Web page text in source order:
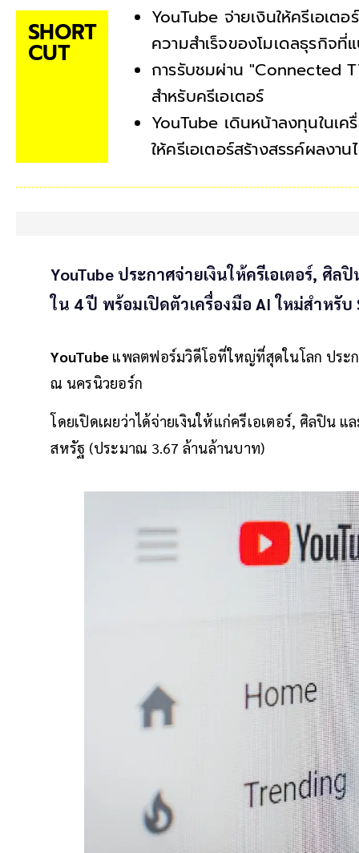
SHORT
CUT
YouTube จ่ายเงินให้ครีเอเต
ความสำเร็จของโมเดลธุรกิจที่
การรับชมผ่าน "Connected
สำหรับครีเอเตอร์
YouTube เดินหน้าลงทุนในเ
ให้ครีเอเตอร์สร้างสรรค์ผลงา
YouTube ประกาศจ่ายเงินให้ครีเอเตอร์,
ใน 4 ปี พร้อมเปิดตัวเครื่องมือ AI ใหม่สำหรั
YouTube แพลตฟอร์มวิดีโอที่ใหญ่ที่สุดในโลก ประก
ณ นครนิวยอร์ก
โดยเปิดเผยว่าได้จ่ายเงินให้แก่ครีเอเตอร์, ศิลปิน
สหรัฐ (ประมาณ 3.67 ล้านล้านบาท)